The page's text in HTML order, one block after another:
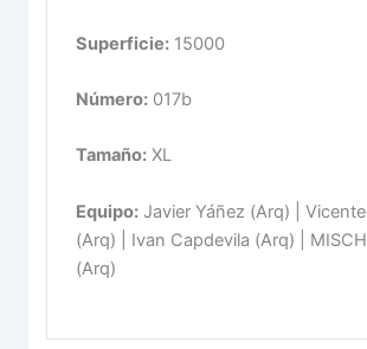
Superficie:15000
Número:017b
Tamaño:XL
Equipo:Javier Yáñez (Arq) |
(Arq) | Ivan Capdevila (Arq) |
(Arq)